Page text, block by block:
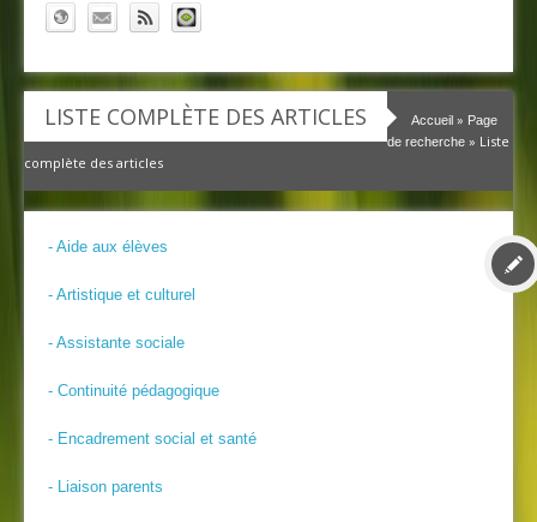
LISTE COMPLÈTE DES ARTICLES Accueil » Page
de recherche » Liste
complète des articles
- Aide aux élèves
- Artistique et culturel
- Assistante sociale
- Continuité pédagogique
- Encadrement social et santé
- Liaison parents